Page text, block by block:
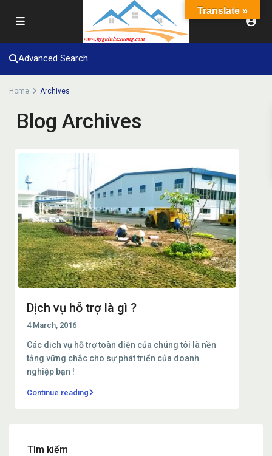
Advanced Search
Home Archives
Blog Archives
Dịch vụ hỗ trợ là gì ?
4 March, 2016
Các dịch vụ hỗ trợ toàn diện của chúng tôi là nền
tảng vững chắc cho sự phát triển của doanh
nghiệp bạn !
Continue reading
Tìm kiếm
Translate »